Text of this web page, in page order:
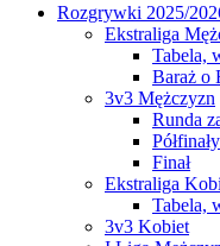
Rozgrywki 2025/
Ekstraliga
Tabela,
Baraż o
3v3 Mężczyzn
Runda
Półfinały
Finał
Ekstraliga
Tabela,
3v3 Kobiet